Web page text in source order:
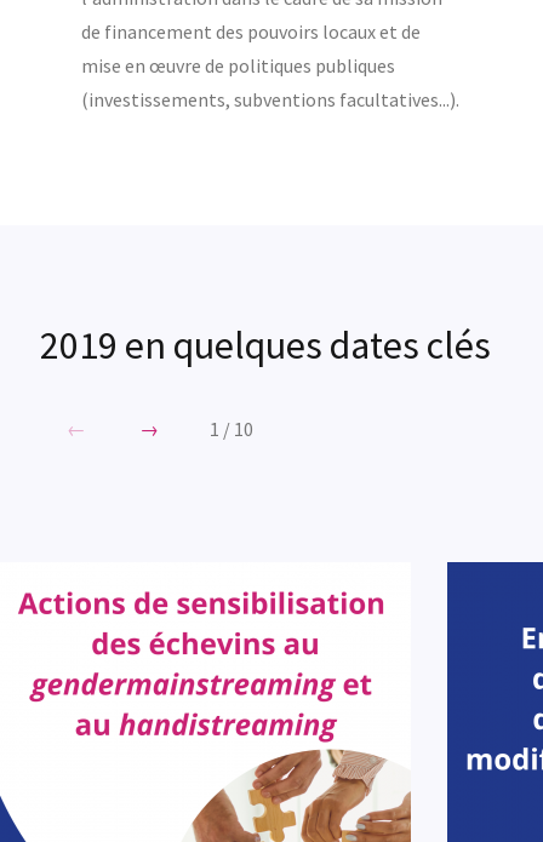
de financement des pouvoirs locaux et de
mise en œuvre de politiques publiques
(investissements, subventions facultatives...).
2019 en quelques dates clés
← → 1 / 10